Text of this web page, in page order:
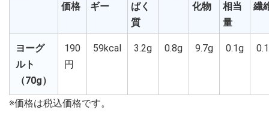
価格
ギー
ぱく
質
化物
相当
量
繊
ヨーグ
ルト
（70g）
190
円
59kcal 3.2g 0.8g 9.7g 0.1g
※価格は税込価格です。